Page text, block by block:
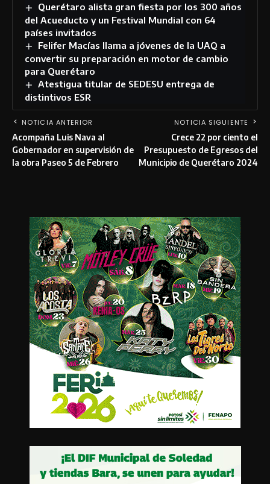
Querétaro alista gran fiesta por los 300 años
del Acueducto y un Festival Mundial con 64
países invitados
Felifer Macías llama a jóvenes de la UAQ a
convertir su preparación en motor de cambio
para Querétaro
Atestigua titular de SEDESU entrega de
distintivos ESR
NOTICIA ANTERIOR
Acompaña Luis Nava al
Gobernador en supervisión de
la obra Paseo 5 de Febrero
NOTICIA SIGUIENTE
Crece 22 por ciento el
Presupuesto de Egresos del
Municipio de Querétaro 2024